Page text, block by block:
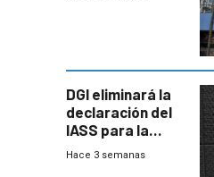
DGI eliminará la
declaración del
IASS para la
mayoría de los
Hace 3 semanas